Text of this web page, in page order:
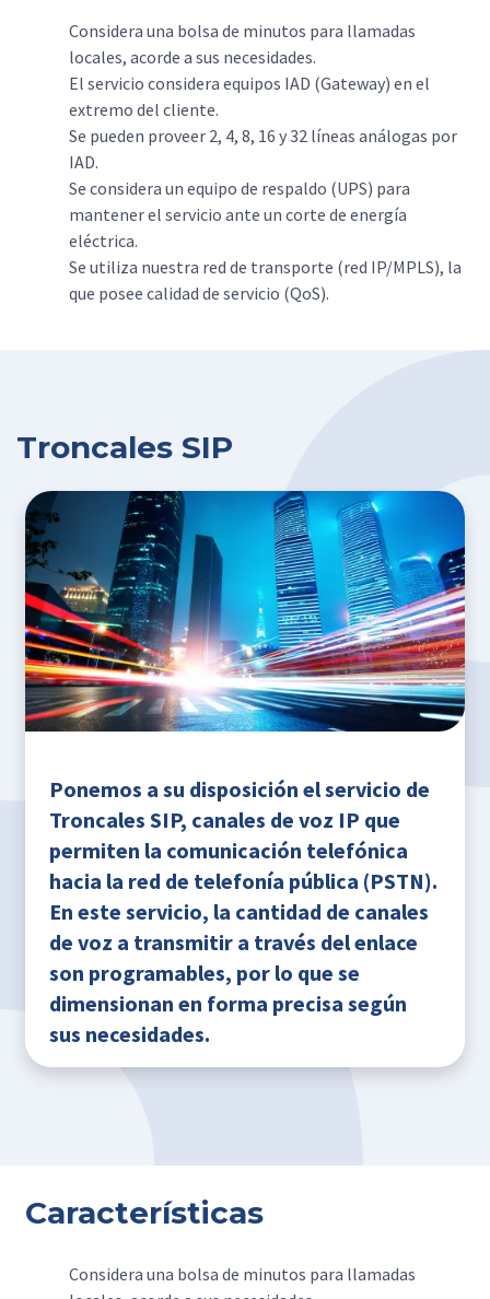
Considera una bolsa de minutos para llamadas
locales, acorde a sus necesidades.
El servicio considera equipos IAD (Gateway) en el
extremo del cliente.
Se pueden proveer 2, 4, 8, 16 y 32 líneas análogas por
IAD.
Se considera un equipo de respaldo (UPS) para
mantener el servicio ante un corte de energía
eléctrica.
Se utiliza nuestra red de transporte (red IP/MPLS), la
que posee calidad de servicio (QoS).
Troncales SIP
Ponemos a su disposición el servicio de
Troncales SIP, canales de voz IP que
permiten la comunicación telefónica
hacia la red de telefonía pública (PSTN).
En este servicio, la cantidad de canales
de voz a transmitir a través del enlace
son programables, por lo que se
dimensionan en forma precisa según
sus necesidades.
Características
Considera una bolsa de minutos para llamadas